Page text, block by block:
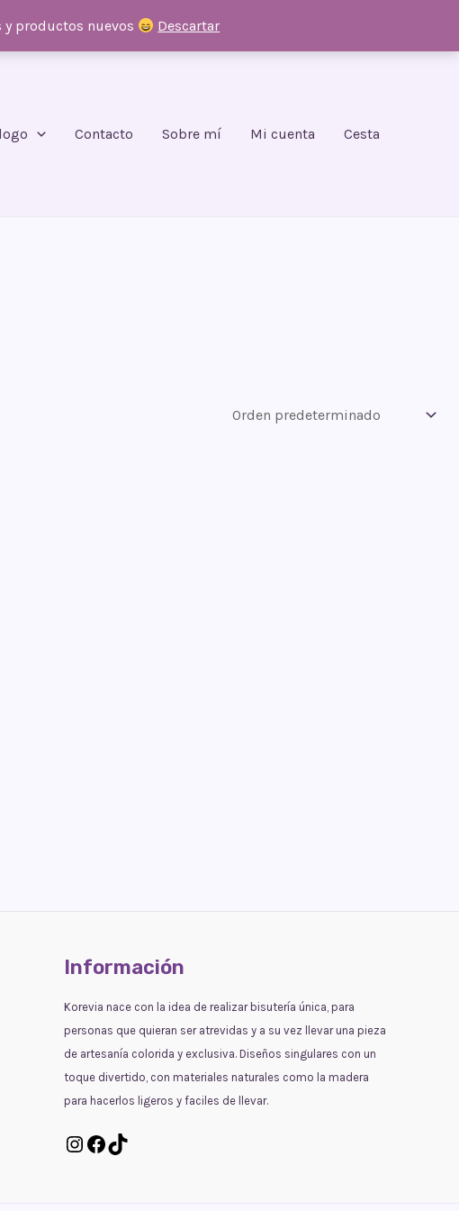
y productos nuevos Descartar
Contacto Sobre mí Mi cuenta Cesta
Información
Korevia nace con la idea de realizar bisutería única, para
personas que quieran ser atrevidas y a su vez llevar una pieza
de artesanía colorida y exclusiva. Diseños singulares con un
toque divertido, con materiales naturales como la madera
para hacerlos ligeros y faciles de llevar.
Instagram
Facebook